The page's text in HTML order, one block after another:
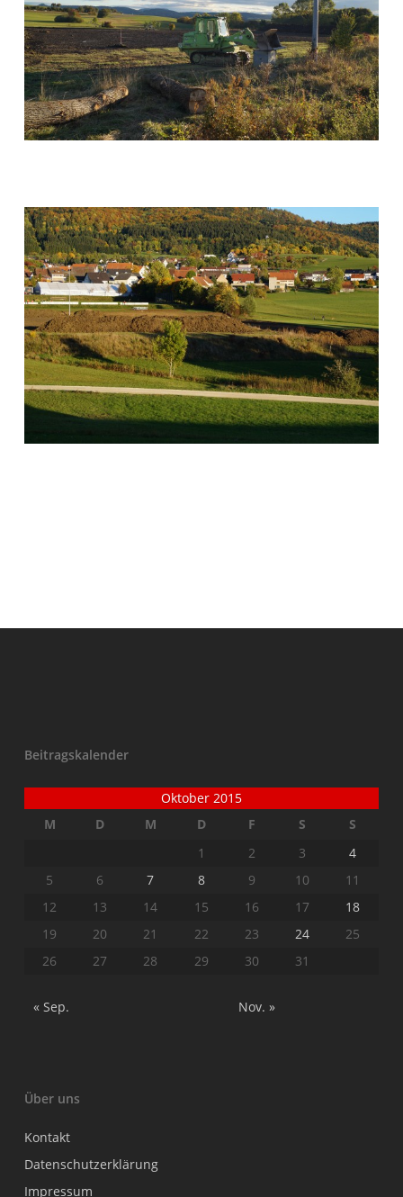
Beitragskalender
Oktober 2015
M
D M D F S
S
1
2 3
4
5
6 7 8 9 10
11
12
13 14 15 16 17
18
19
20 21 22 23 24
25
26
27 28 29 30 31
« Sep. Nov. »
Über uns
Kontakt
Datenschutzerklärung
Impressum